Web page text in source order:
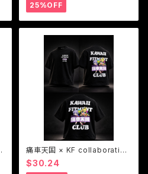
25%OFF
痛車天国 × KF collaboration
S/S TEE
$30.24